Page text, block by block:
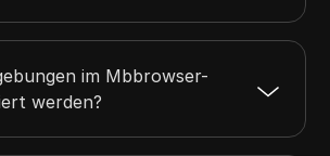
im Mbbrowser-
werden?